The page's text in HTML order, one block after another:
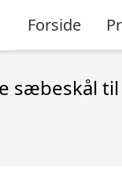
Forside
sæbeskål